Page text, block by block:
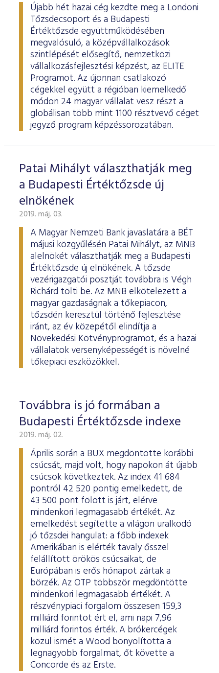
Újabb hét hazai cég kezdte meg a Londoni
Tőzsdecsoport és a Budapesti
Értéktőzsde együttműködésében
megvalósuló, a középvállalkozások
szintlépését elősegítő, nemzetközi
vállalkozásfejlesztési képzést, az ELITE
Programot. Az újonnan csatlakozó
cégekkel együtt a régióban kiemelkedő
módon 24 magyar vállalat vesz részt a
globálisan több mint 1100 résztvevő céget
jegyző program képzéssorozatában.
Patai Mihályt választhatják meg
a Budapesti Értéktőzsde új
elnökének
2019. máj. 03.
A Magyar Nemzeti Bank javaslatára a BÉT
májusi közgyűlésén Patai Mihályt, az MNB
alelnökét választhatják meg a Budapesti
Értéktőzsde új elnökének. A tőzsde
vezérigazgatói posztját továbbra is Végh
Richárd tölti be. Az MNB elkötelezett a
magyar gazdaságnak a tőkepiacon,
tőzsdén keresztül történő fejlesztése
iránt, az év közepétől elindítja a
Növekedési Kötvényprogramot, és a hazai
vállalatok versenyképességét is növelné
tőkepiaci eszközökkel.
Továbbra is jó formában a
Budapesti Értéktőzsde indexe
2019. máj. 02.
Április során a BUX megdöntötte korábbi
csúcsát, majd volt, hogy napokon át újabb
csúcsok következtek. Az index 41 684
pontról 42 520 pontig emelkedett, de
43 500 pont fölött is járt, elérve
mindenkori legmagasabb értékét. Az
emelkedést segítette a világon uralkodó
jó tőzsdei hangulat: a főbb indexek
Amerikában is elérték tavaly ősszel
felállított örökös csúcsaikat, de
Európában is erős hónapot zártak a
börzék. Az OTP többször megdöntötte
mindenkori legmagasabb értékét. A
részvénypiaci forgalom összesen 159,3
milliárd forintot ért el, ami napi 7,96
milliárd forintos érték. A brókercégek
közül ismét a Wood bonyolította a
legnagyobb forgalmat, őt követte a
Concorde és az Erste.